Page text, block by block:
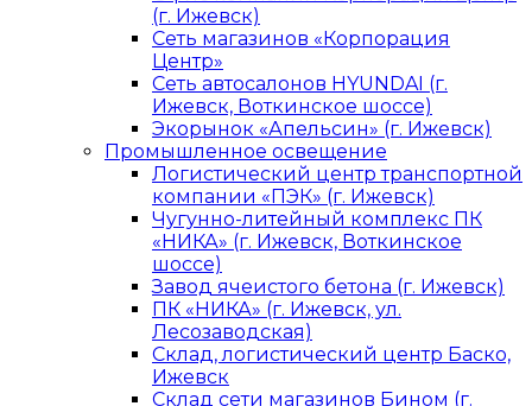
(г. Ижевск)
Сеть магазинов «Корпорация
Центр»
Сеть автосалонов HYUNDAI (г.
Ижевск, Воткинское шоссе)
Экорынок «Апельсин» (г. Ижевск)
Промышленное освещение
Логистический центр транспортной
компании «ПЭК» (г. Ижевск)
Чугунно-литейный комплекс ПК
«НИКА» (г. Ижевск, Воткинское
шоссе)
Завод ячеистого бетона (г. Ижевск)
ПК «НИКА» (г. Ижевск, ул.
Лесозаводская)
Склад, логистический центр Баско,
Ижевск
Склад сети магазинов Бином (г.